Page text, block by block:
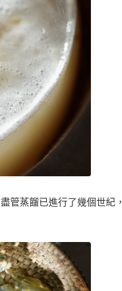
管蒸餾已進行了幾個世紀，